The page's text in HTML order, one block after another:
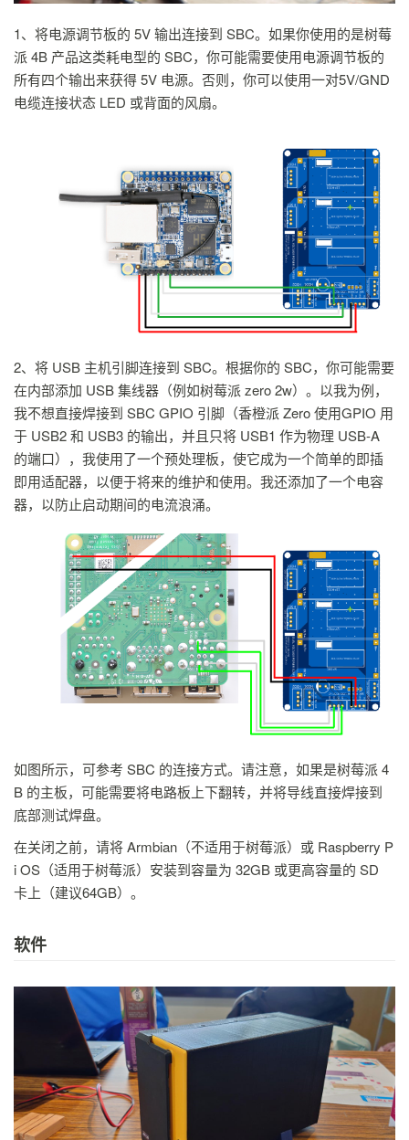
1、将电源调节板的 5V 输出连接到 SBC。如果你使用的是树莓
派 4B 产品这类耗电型的 SBC，你可能需要使用电源调节板的
所有四个输出来获得 5V 电源。否则，你可以使用一对5V/GND
电缆连接状态 LED 或背面的风扇。
2、将 USB 主机引脚连接到 SBC。根据你的 SBC，你可能需要
在内部添加 USB 集线器（例如树莓派 zero 2w）。以我为例，
我不想直接焊接到 SBC GPIO 引脚（香橙派 Zero 使用GPIO 用
于 USB2 和 USB3 的输出，并且只将 USB1 作为物理 USB-A
的端口），我使用了一个预处理板，使它成为一个简单的即插
即用适配器，以便于将来的维护和使用。我还添加了一个电容
器，以防止启动期间的电流浪涌。
如图所示，可参考 SBC 的连接方式。请注意，如果是树莓派 4
B 的主板，可能需要将电路板上下翻转，并将导线直接焊接到
底部测试焊盘。
在关闭之前，请将 Armbian（不适用于树莓派）或 Raspberry P
i OS（适用于树莓派）安装到容量为 32GB 或更高容量的 SD
卡上（建议64GB）。
软件